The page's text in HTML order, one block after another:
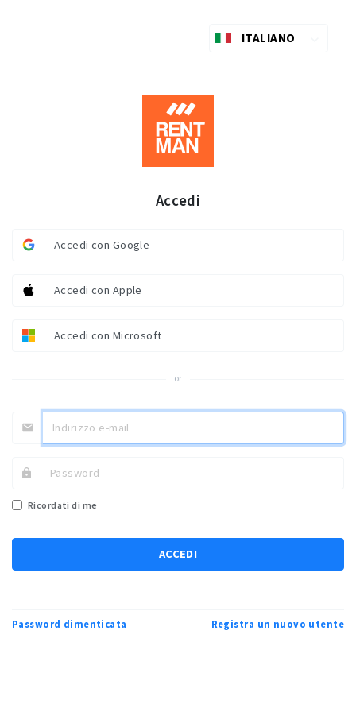
ITALIANO
Accedi
Accedi con Google
Accedi con Apple
Accedi con Microsoft
or
Ricordati di me
ACCEDI
Password dimenticata Registra un nuovo utente